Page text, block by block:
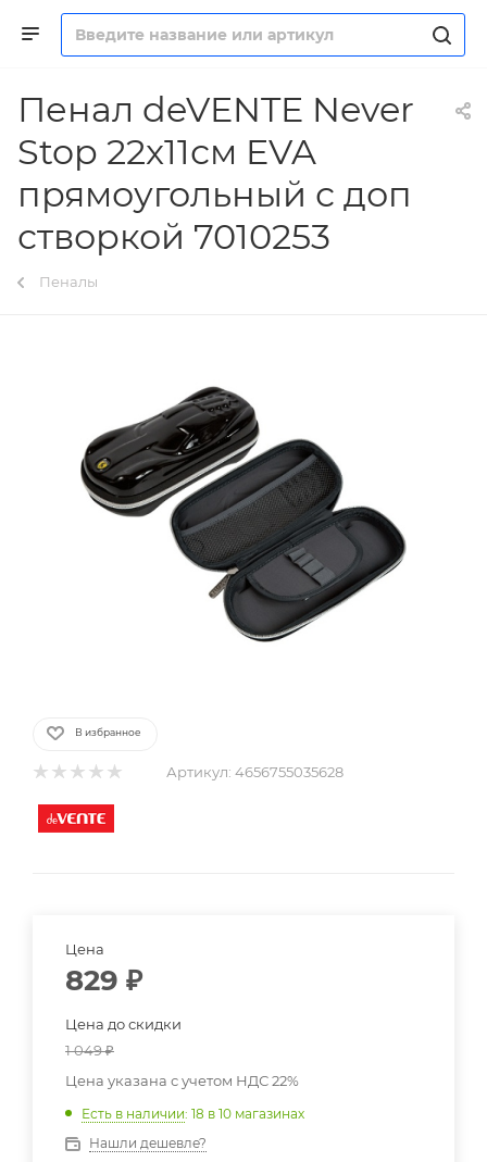
Пенал deVENTE Never
Stop 22x11см EVA
прямоугольный с доп
створкой 7010253
Пеналы
В избранное
Артикул: 4656755035628
Цена
829 ₽
Цена до скидки
1 049₽
Цена указана с учетом НДС 22%
Есть в наличии: 18 в 10 магазинах
Нашли дешевле?